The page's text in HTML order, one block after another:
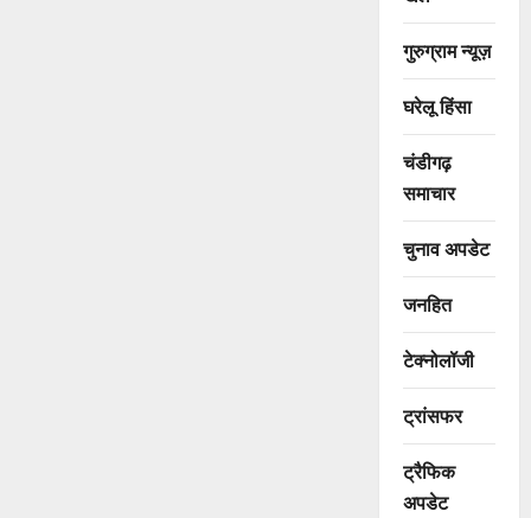
गुरुग्राम न्यूज़
घरेलू हिंसा
चंडीगढ़
समाचार
चुनाव अपडेट
जनहित
टेक्नोलॉजी
ट्रांसफर
ट्रैफिक
अपडेट